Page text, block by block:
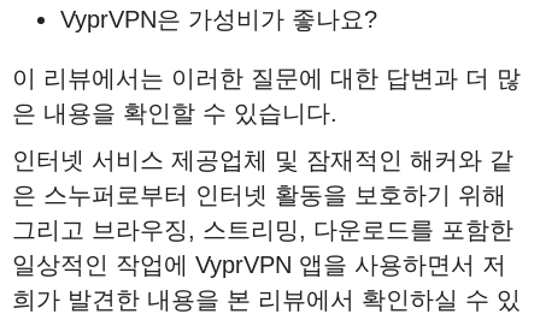
VyprVPN은 가성비가 좋나요?
이 리뷰에서는 이러한 질문에 대한 답변과 더 많
은 내용을 확인할 수 있습니다.
인터넷 서비스 제공업체 및 잠재적인 해커와 같
은 스누퍼로부터 인터넷 활동을 보호하기 위해
그리고 브라우징, 스트리밍, 다운로드를 포함한
일상적인 작업에 VyprVPN 앱을 사용하면서 저
희가 발견한 내용을 본 리뷰에서 확인하실 수 있